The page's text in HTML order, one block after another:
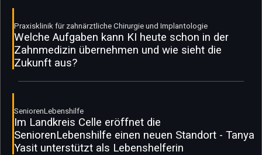
Praxisklinik für zahnärztliche Chirurgie und Implantologie
Welche Aufgaben kann KI heute schon in der
Zahnmedizin übernehmen und wie sieht die
Zukunft aus?
SeniorenLebenshilfe
Im Landkreis Celle eröffnet die
SeniorenLebenshilfe einen neuen Standort - Tanya
Yasit unterstützt als Lebenshelferin